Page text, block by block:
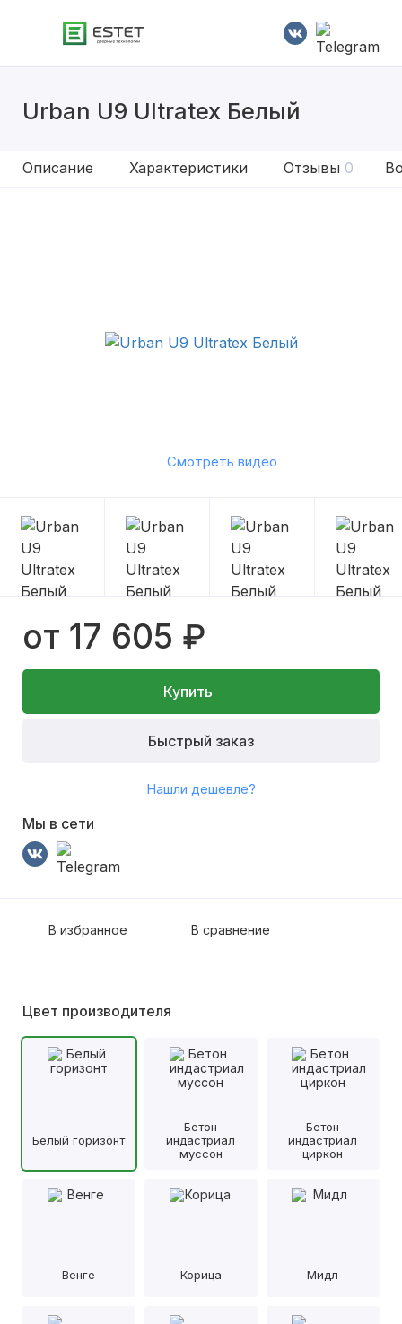
Urban U9 Ultratex Белый
Описание Характеристики Отзывы 0
Смотреть видео
от 17 605 ₽
Купить
Быстрый заказ
Нашли дешевле?
Мы в сети
В избранное В сравнение
Цвет производителя
Белый горизонт
Бетон
индастриал
муссон
Бетон
индастриал
циркон
Венге Корица Мидл